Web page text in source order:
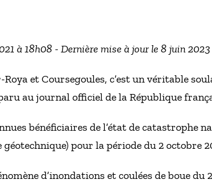
à 18h08 - Dernière mise à jour le 8 juin 2023
et Coursegoules, c’est un véritable
au journal officiel de la République
bénéficiaires de l’état de catastrophe
pour la période du 2 octobre
d’inondations et coulées de boue du